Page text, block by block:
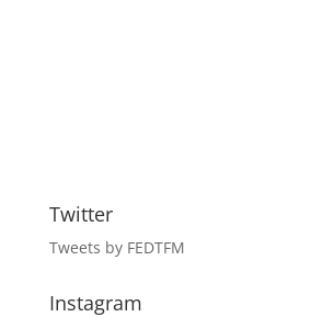
Twitter
Tweets by FEDTFM
Instagram